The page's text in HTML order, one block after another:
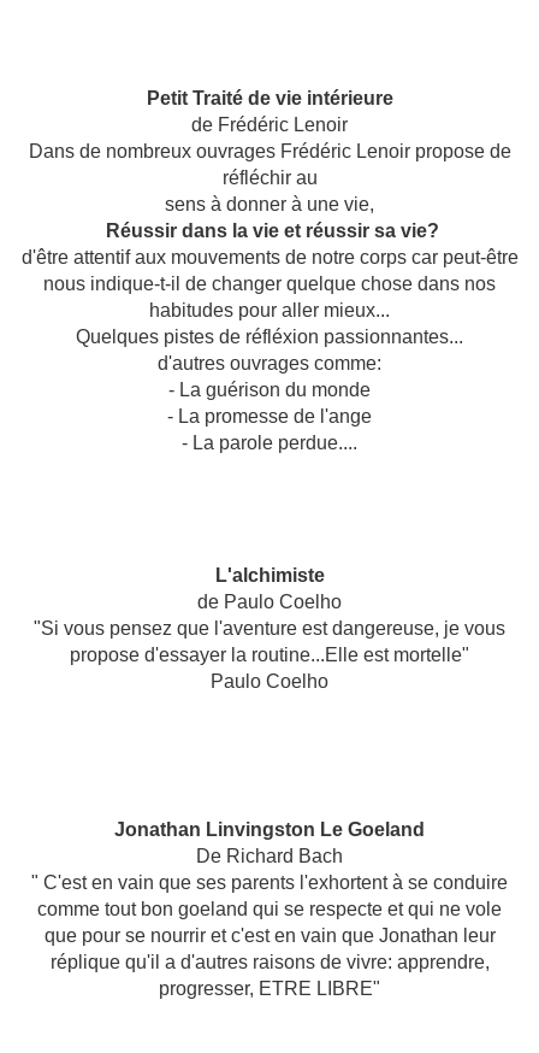
Petit Traité de vie intérieure
de Frédéric Lenoir
Dans de nombreux ouvrages Frédéric Lenoir propose de
réfléchir au
sens à donner à une vie,
Réussir dans la vie et réussir sa vie?
d'être attentif aux mouvements de notre corps car peut-être
nous indique-t-il de changer quelque chose dans nos
habitudes pour aller mieux...
Quelques pistes de réfléxion passionnantes...
d'autres ouvrages comme:
- La guérison du monde
- La promesse de l'ange
- La parole perdue....
L'alchimiste
de Paulo Coelho
"Si vous pensez que l'aventure est dangereuse, je vous
propose d'essayer la routine...Elle est mortelle"
Paulo Coelho
Jonathan Linvingston Le Goeland
De Richard Bach
" C'est en vain que ses parents l'exhortent à se conduire
comme tout bon goeland qui se respecte et qui ne vole
que pour se nourrir et c'est en vain que Jonathan leur
réplique qu'il a d'autres raisons de vivre: apprendre,
progresser, ETRE LIBRE"